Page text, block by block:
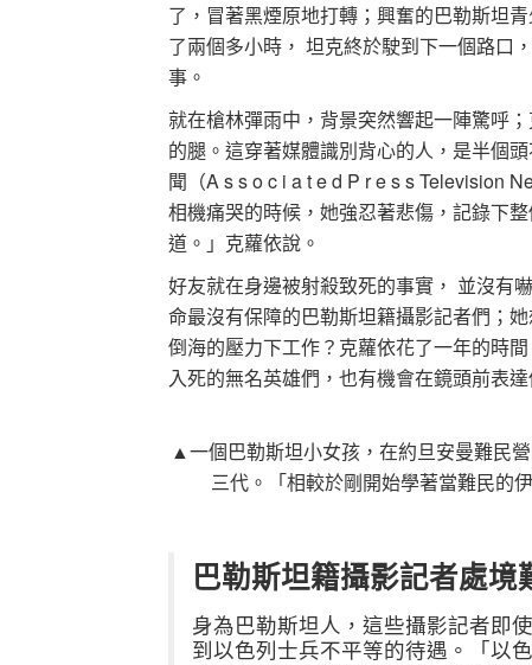
了，冒著黑煙原地打轉；興奮的巴勒斯坦
了兩個多小時， 坦克終於駛到下一個路口
事。
就在槍林彈雨中，背景突然響起一陣驚呼
的腿。這穿著媒體識別背心的人，是半個
聞（A s s o c i a t e d P r e s s Television
相機痛哭的時候，她強忍著悲傷，記錄下
道。」克蘿依說。
好友就在身邊被射殺致死的事實， 並沒有
命最沒有保障的巴勒斯坦籍攝影記者們；
倒海的壓力下工作？克蘿依花了一年的時
入死的無名英雄們，也有機會在鏡頭前表
▲一個巴勒斯坦小女孩，在約旦安曼難民
三代。「相較於剛開始學著當難民的
巴勒斯坦籍攝影記者處境
身為巴勒斯坦人，這些攝影記者即
到以色列士兵不平等的待遇。「以